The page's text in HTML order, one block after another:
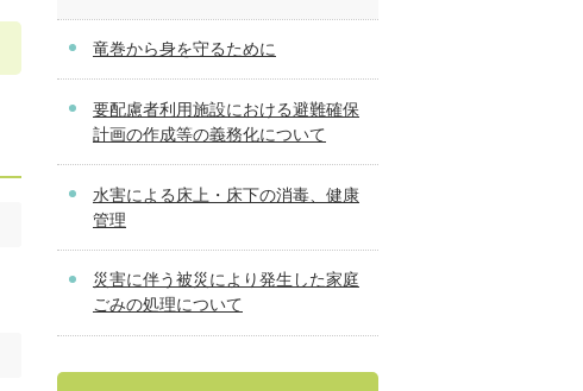
竜巻から身を守るために
要配慮者利用施設における避難確保
計画の作成等の義務化について
水害による床上・床下の消毒、健康
管理
災害に伴う被災により発生した家庭
ごみの処理について